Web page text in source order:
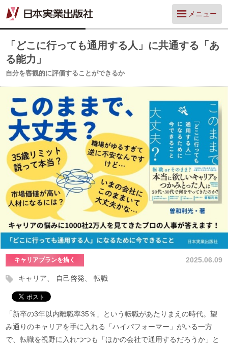
メニュー
「どこに行っても通用する人」に共通する「あ
る能力」
自分を客観的に評価することができるか
2025.06.09
キャリアプランを描く
キャリア 自己啓発 転職
「新卒の3年以内離職率35％」という転職があたりまえの時代。望
み通りのキャリアを手に入れる「ハイパフォーマー」がいる一方
で、転職を視野に入れつつも「ほかの会社で通用するだろうか」と